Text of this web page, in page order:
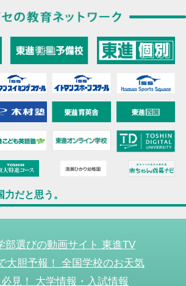
だと思う。
部選びの動画サイト 東進TV
大胆予報！ 全国学校のお天気
見！ 大学情報・入試情報